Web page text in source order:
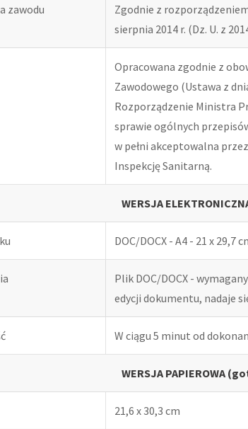
zawodu
Zgodnie z
sierpnia 2014 r. (Dz. U. z
Opracowana zgodnie z
Zawodowego (Ustawa z
Rozporządzenie Ministra
sprawie ogólnych
w pełni akceptowalna
Inspekcję Sanitarną.
WERSJA
DOC/DOCX - A4 - 21 x 29,7
Plik DOC/DOCX -
edycji dokumentu, nadaje
W ciągu 5 minut od
WERSJA PAPIEROWA
21,6 x 30,3 cm